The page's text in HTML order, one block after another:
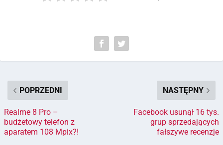
POPRZEDNI
Realme 8 Pro –
budżetowy telefon z
aparatem 108 Mpix?!
NASTĘPNY
Facebook usunął 16 tys.
grup sprzedających
fałszywe recenzje